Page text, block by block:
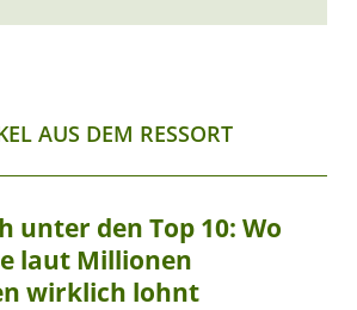
AUS DEM RESSORT
unter den Top 10: Wo
laut Millionen
wirklich lohnt